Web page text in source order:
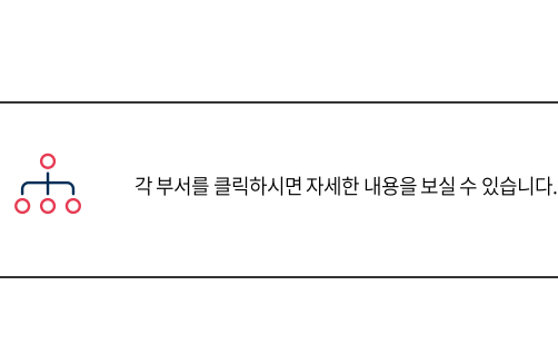
각 부서를 클릭하시면 자세한 내용을 보실 수 있습니다.